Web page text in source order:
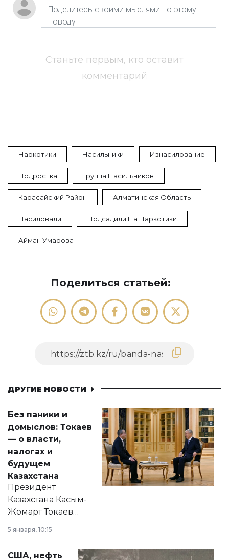
Станьте первым, кто оставит
комментарий
Наркотики Насильники Изнасилование
Подростка Группа Насильников
Карасайский Район Алматинская Область
Насиловали Подсадили На Наркотики
Айман Умарова
Поделиться статьей:
ДРУГИЕ НОВОСТИ
Без паники и
домыслов: Токаев
— о власти,
налогах и
будущем
Казахстана
Президент
Казахстана Касым-
Жомарт Токаев
сразу несколько
актуальных тем —
5 января, 10:15
США, нефть